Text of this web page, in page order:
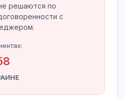
решаются по
с